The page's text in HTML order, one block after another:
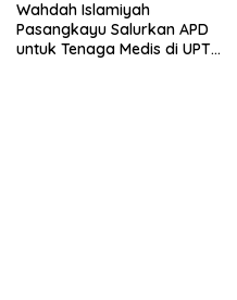
Wahdah Islamiyah
Pasangkayu Salurkan APD
untuk Tenaga Medis di UPT